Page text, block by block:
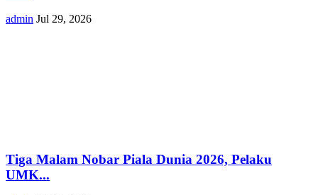
admin Jul 29, 2026
Tiga Malam Nobar Piala Dunia 2026, Pelaku
UMK...